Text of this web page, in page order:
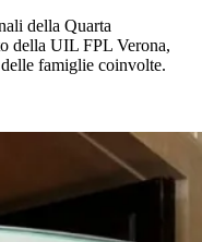
della Quarta
della UIL FPL Verona,
famiglie coinvolte.